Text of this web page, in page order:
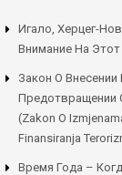
Игало, Херцег-
Внимание На Этот
Закон О
Предотвращении
(Zakon O
Finansiranja
Время Года –